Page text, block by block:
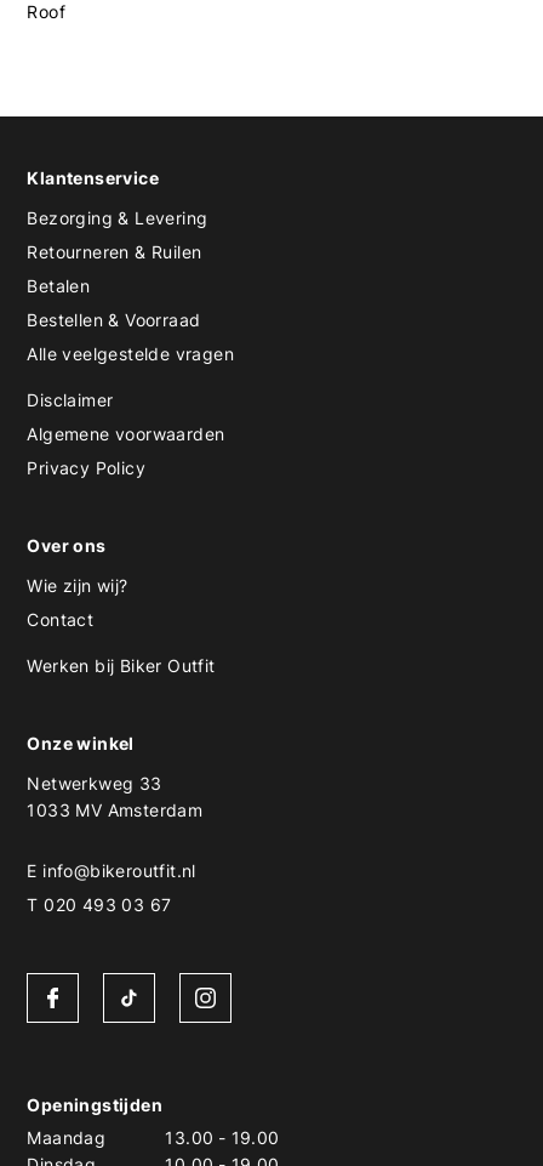
Roof
Klantenservice
Bezorging & Levering
Retourneren & Ruilen
Betalen
Bestellen & Voorraad
Alle veelgestelde vragen
Disclaimer
Algemene voorwaarden
Privacy Policy
Over ons
Wie zijn wij?
Contact
Werken bij Biker Outfit
Onze winkel
Netwerkweg 33
1033 MV Amsterdam
E info@bikeroutfit.nl
T 020 493 03 67
Openingstijden
Maandag
13.00 - 19.00